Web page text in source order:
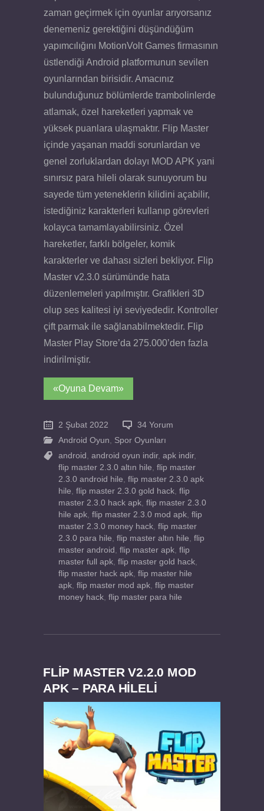
zaman geçirmek için oyunlar arıyorsanız
denemeniz gerektiğini düşündüğüm
yapımcılığını MotionVolt Games firmasının
üstlendiği Android platformunun sevilen
oyunlarından birisidir. Amacınız
bulunduğunuz bölümlerde trambolinlerde
atlamak, özel hareketleri yapmak ve
yüksek puanlara ulaşmaktır. Flip Master
içinde yaşanan maddi sorunlardan ve
genel zorluklardan dolayı MOD APK yani
sınırsız para hileli olarak sunuyorum bu
sayede tüm yeteneklerin kilidini açabilir,
istediğiniz karakterleri kullanıp görevleri
kolayca tamamlayabilirsiniz. Özel
hareketler, farklı bölgeler, komik
karakterler ve dahası sizleri bekliyor. Flip
Master v2.3.0 sürümünde hata
düzenlemeleri yapılmıştır. Grafikleri 3D
olup ses kalitesi iyi seviyededir. Kontroller
çift parmak ile sağlanabilmektedir. Flip
Master Play Store’da 275.000’den fazla
indirilmiştir.
«Oyuna Devam»
2 Şubat 2022
34 Yorum
Android Oyun
Spor Oyunları
android android oyun indir, apk indir,
flip master 2.3.0 altın hile flip master
2.3.0 android hile flip master 2.3.0 apk
hile flip master 2.3.0 gold hack flip
master 2.3.0 hack apk flip master 2.3.0
hile apk flip master 2.3.0 mod apk flip
master 2.3.0 money hack flip master
2.3.0 para hile flip master altın hile flip
master android flip master apk flip
master full apk flip master gold hack
flip master hack apk flip master hile
apk flip master mod apk flip master
money hack flip master para hile
FLIP MASTER V2.2.0 MOD
APK – PARA HİLELİ